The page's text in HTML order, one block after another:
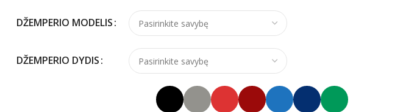
DŽEMPERIO MODELIS
DŽEMPERIO DYDIS